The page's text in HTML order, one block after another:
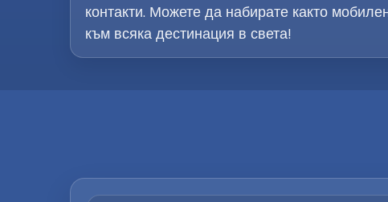
контакти. Можете да набирате както
към всяка дестинация в света!